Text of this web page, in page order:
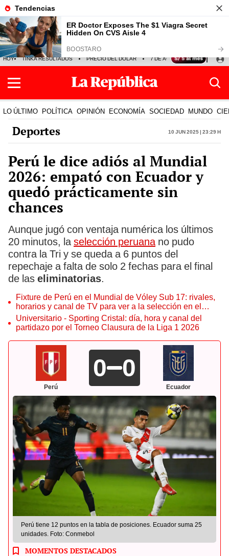
HOY TINKA RESULTADOS PRECIO DEL DÓLAR 7 DE AGOSTO OLLANTA
LO ÚLTIMO POLÍTICA OPINIÓN ECONOMÍA SOCIEDAD MUNDO
Deportes 10 Jun 2025 | 23:29 h
Perú le dice adiós al Mundial
2026: empató con Ecuador y
quedó prácticamente sin
chances
Aunque jugó con ventaja numérica los últimos
20 minutos, la selección peruanano pudo
contra la Tri y se queda a 6 puntos del
repechaje a falta de solo 2 fechas para el final
de las eliminatorias.
Fixture de Perú en el Mundial de Vóley Sub 17: rivales,
horarios y canal de TV para ver a la selección en el
torneo
Universitario - Sporting Cristal: día, hora y canal del
partidazo por el Torneo Clausura de la Liga 1 2026
Perú
0 0
Ecuador
Perú tiene 12 puntos en la tabla de posiciones. Ecuador suma 25
unidades. Foto: Conmebol
MOMENTOS DESTACADOS